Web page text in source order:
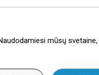
mūsų svetaine,